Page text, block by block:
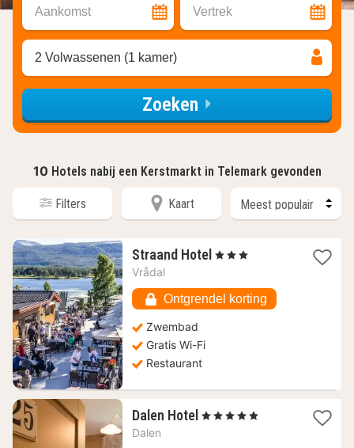
Aankomst Vertrek
2 Volwassenen (1 kamer)
Zoeken
10 Hotels nabij een Kerstmarkt in Telemark gevonden
Filters Kaart
Straand Hotel 1
165,63
€
, 3 Sterren
Vrådal
Ontgrendel korting
Zwembad
Gratis Wi-Fi
Restaurant
Dalen Hotel 1
, 5 Sterren
Dalen